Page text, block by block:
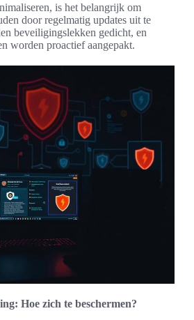
is het belangrijk om
door regelmatig updates uit te
beveiligingslekken gedicht, en
worden proactief aangepakt.
Hoe zich te beschermen?